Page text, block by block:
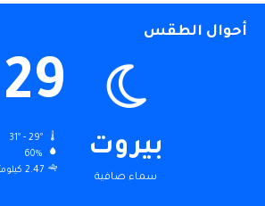
أحوال الطقس
بيروت
سماء صافية
29
60%
2.47 كيلومتر/ساعة